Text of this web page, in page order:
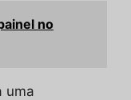
no
uma